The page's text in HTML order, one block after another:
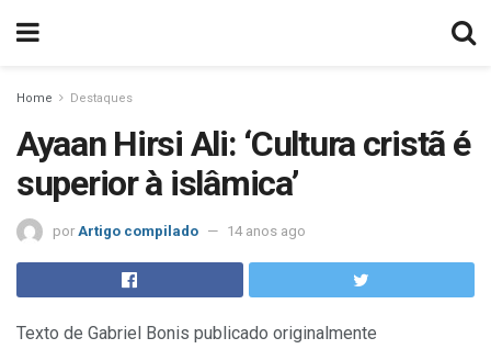
Home Destaques
Ayaan Hirsi Ali: ‘Cultura cristã é
superior à islâmica’
por Artigo compilado 14 anos ago
Texto de Gabriel Bonis publicado originalmente